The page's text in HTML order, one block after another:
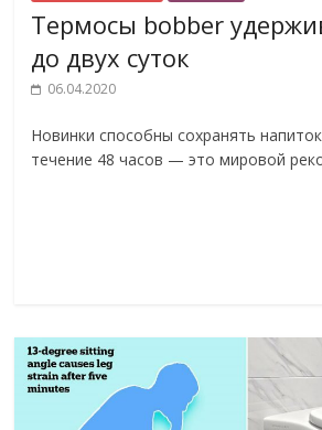
Термосы bobber
до двух суток
06.04.2020
Новинки способны сохранять
течение 48 часов — это мировой